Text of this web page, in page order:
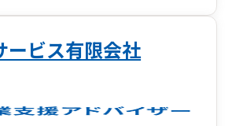
ービス有限会社